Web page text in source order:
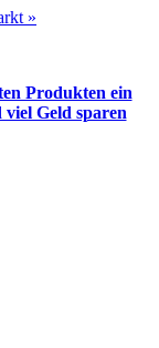
»
Produkten ein
Geld sparen